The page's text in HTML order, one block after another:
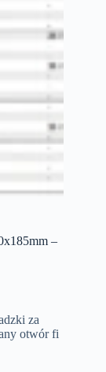
–
za
otwór fi